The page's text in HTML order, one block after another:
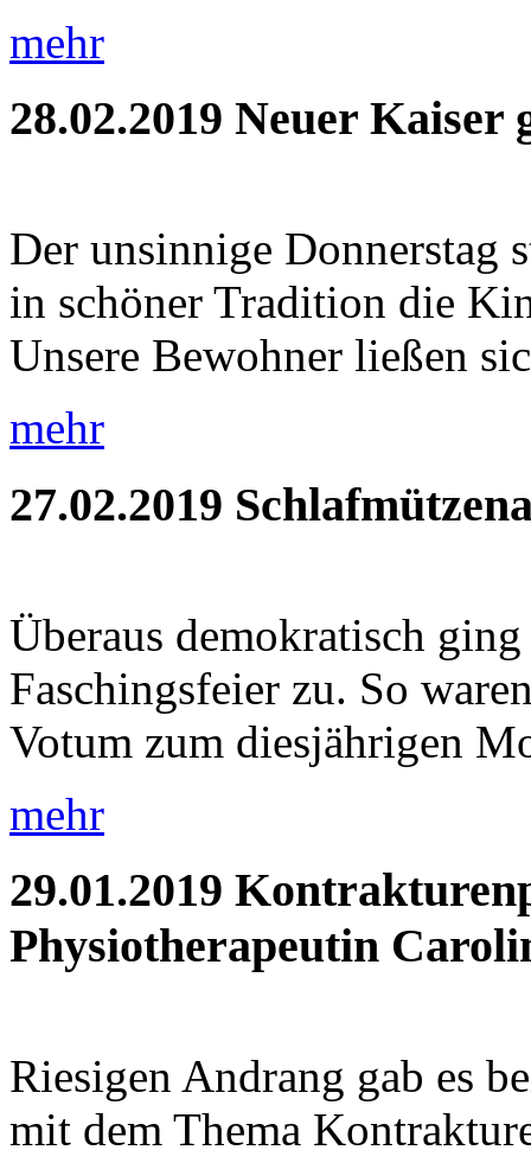
mehr
28.02.2019 Neuer Kaiser
Der unsinnige Donnerstag
in schöner Tradition die
Unsere Bewohner ließen
mehr
27.02.2019
Überaus demokratisch
Faschingsfeier zu. So
Votum zum diesjährigen
mehr
29.01.2019
Physiotherapeutin
Riesigen Andrang gab es
mit dem Thema